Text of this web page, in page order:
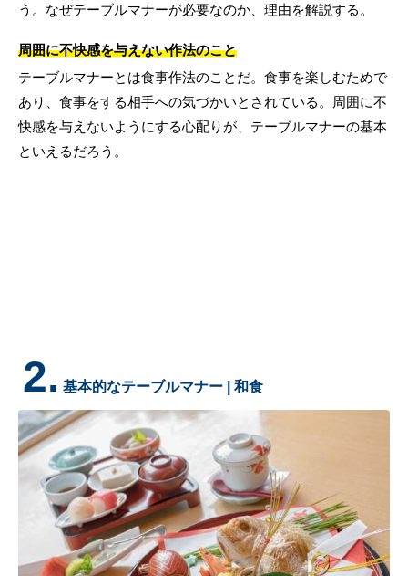
う。なぜテーブルマナーが必要なのか、理由を解説する。
周囲に不快感を与えない作法のこと
テーブルマナーとは食事作法のことだ。食事を楽しむためで
あり、食事をする相手への気づかいとされている。周囲に不
快感を与えないようにする心配りが、テーブルマナーの基本
といえるだろう。
2. 基本的なテーブルマナー | 和食